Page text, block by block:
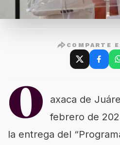
COMPARTE
O
axaca de
febrero de
la entrega del